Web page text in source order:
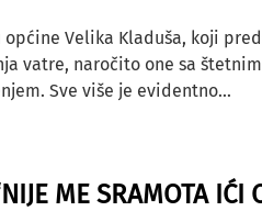
Velika Kladuša, koji
vatre, naročito one sa
Sve više je evidentno...
ME SRAMOTA IĆI